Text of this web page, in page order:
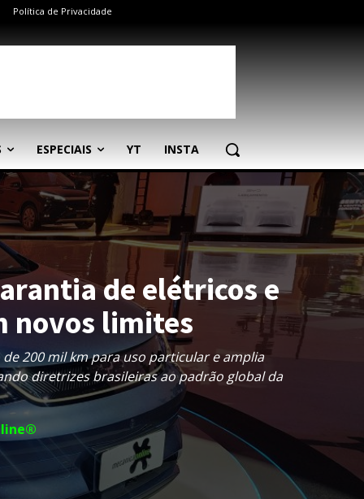
Política de Privacidade
ESPECIAIS YT INSTA
de elétricos e
novos limites
200 mil km para uso particular e amplia
diretrizes brasileiras ao padrão global da